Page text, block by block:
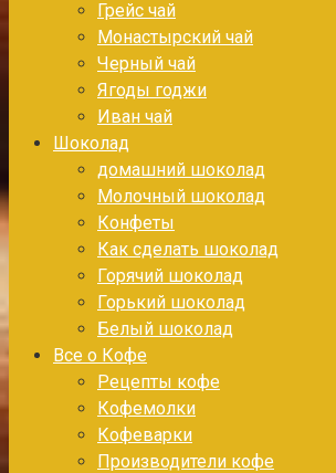
Грейс чай
Монастырский чай
Черный чай
Ягоды годжи
Иван чай
Шоколад
домашний шоколад
Молочный шоколад
Конфеты
Как сделать шоколад
Горячий шоколад
Горький шоколад
Белый шоколад
Все о Кофе
Рецепты кофе
Кофемолки
Кофеварки
Производители кофе